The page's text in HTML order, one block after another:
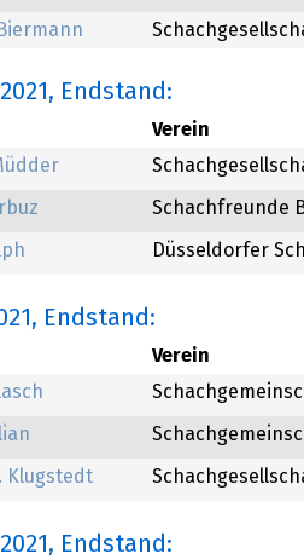
, Endstand:
Verein
Schachfreunde
Düsseldorfer
, Endstand:
Verein
Klugstedt
, Endstand: